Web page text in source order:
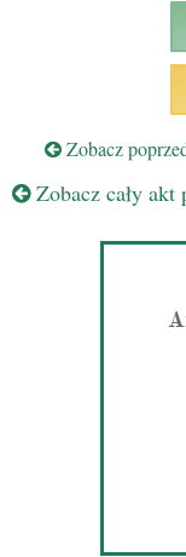
Zobacz
Zobacz cały akt